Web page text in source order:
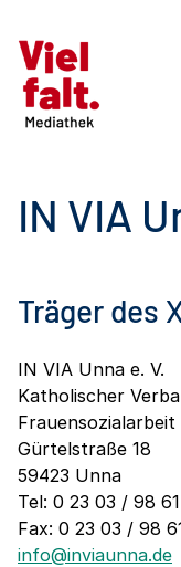
IN VIA
Träger des
IN VIA Unna e. V.
Katholischer
Frauensozialarbeit
Gürtelstraße 18
59423 Unna
Tel: 0 23 03 / 98
Fax: 0 23 03 / 98
info@inviaunna.de